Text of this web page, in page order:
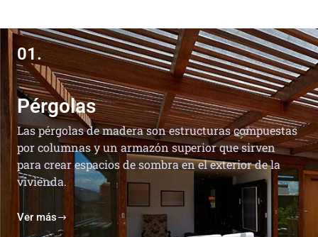
01.
Pérgolas
Las pérgolas de madera son estructuras compuestas
por columnas y un armazón superior que sirven
para crear espacios de sombra en el exterior de la
vivienda.
Ver más